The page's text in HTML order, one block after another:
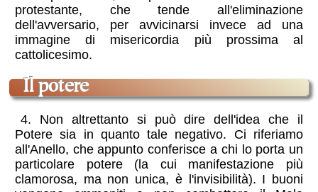
protestante, che tende all'eliminazione
dell'avversario, per avvicinarsi invece ad una
immagine di misericordia più prossima al
cattolicesimo.
il potere
4. Non altrettanto si può dire dell'idea che il
Potere sia in quanto tale negativo. Ci riferiamo
all'Anello, che appunto conferisce a chi lo porta un
particolare potere (la cui manifestazione più
clamorosa, ma non unica, è l'invisibilità). I buoni